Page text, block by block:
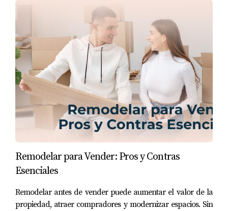
Remodelar para Vender: Pros y Contras
Esenciales
Remodelar antes de vender puede aumentar el valor de la
propiedad, atraer compradores y modernizar espacios. Sin